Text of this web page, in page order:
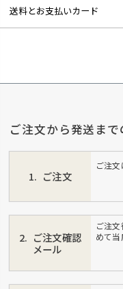
送料とお支払いカード
ご注文から発送ま
ご注文
ご注
ご注文確認
メール
ご注
めて